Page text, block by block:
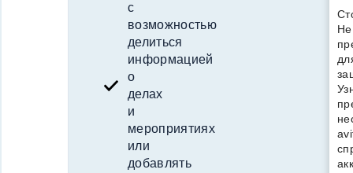
с
возможностью
делиться
информацией
о
делах
и
мероприятиях
или
добавлять
Не